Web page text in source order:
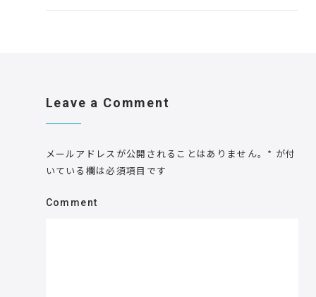
Leave a Comment
メールアドレスが公開されることはありません。 * が付
いている欄は必須項目です
Comment